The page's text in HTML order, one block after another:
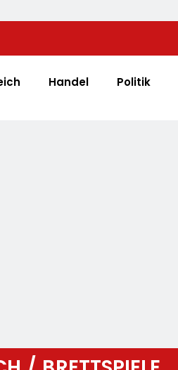
Welt Bei EDEKA
Handel Politik